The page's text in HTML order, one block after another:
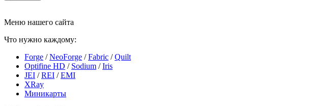
Меню нашего сайта
Что нужно каждому:
Forge /NeoForge /Fabric /Quilt
Optifine HD / Sodium /Iris
JEI /REI /EMI
XRay
Миникарты